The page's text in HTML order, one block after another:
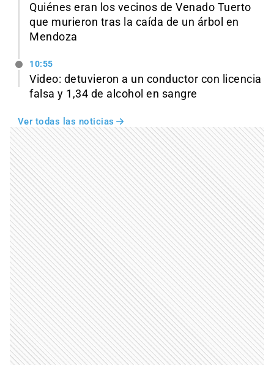
Quiénes eran los vecinos de Venado Tuerto
que murieron tras la caída de un árbol en
Mendoza
10:55
Video: detuvieron a un conductor con licencia
falsa y 1,34 de alcohol en sangre
Ver todas las noticias